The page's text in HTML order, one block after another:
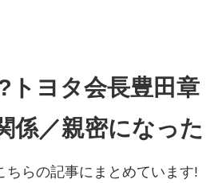
トヨタ会長豊田章
係／親密になった
ちらの記事にまとめています!